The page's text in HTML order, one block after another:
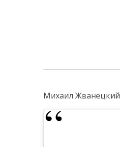
Михаил Жванецкий